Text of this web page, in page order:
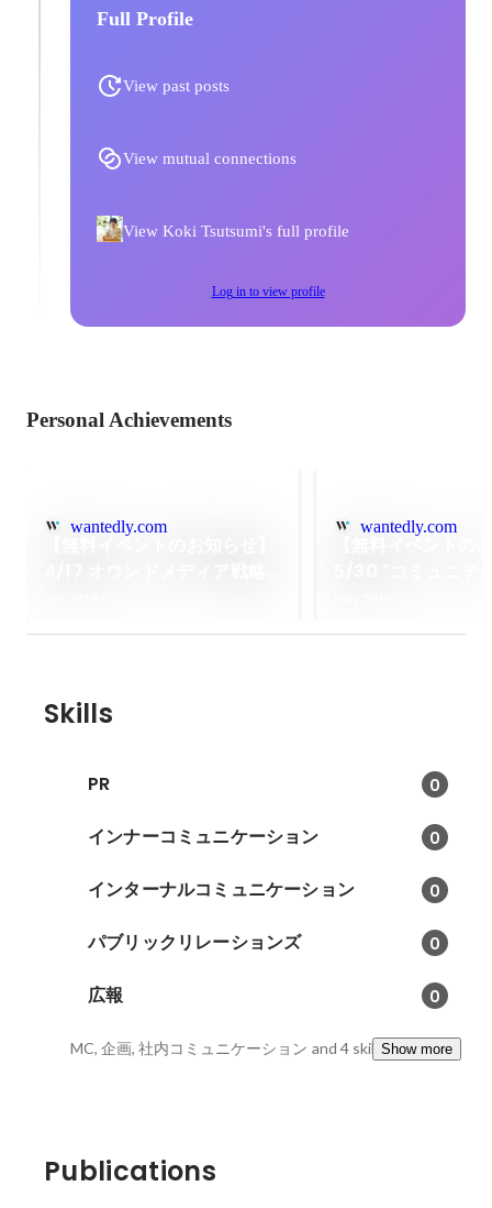
Full Profile
View past posts
View mutual connections
View Koki Tsutsumi's full profile
Log in to view profile
Personal Achievements
wantedly.com wantedly.com
Skills
PR 0
インナーコミュニケーション 0
インターナルコミュニケーション 0
パブリックリレーションズ 0
広報 0
MC, 企画, 社内コミュニケーション and 4 skillsShow more
Publications